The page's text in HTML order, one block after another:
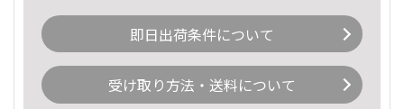
即日出荷条件について
受け取り方法・送料について